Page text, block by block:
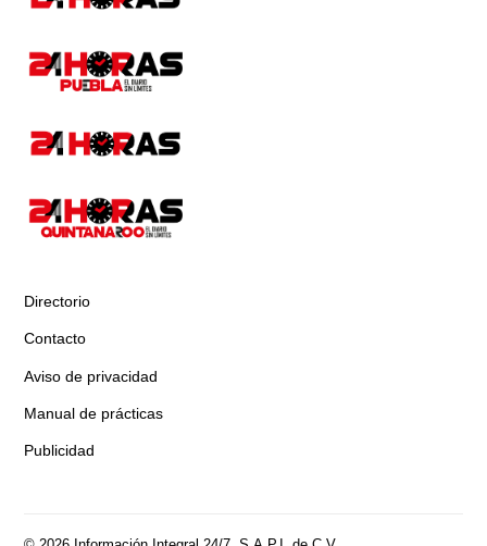
Directorio
Contacto
Aviso de privacidad
Manual de prácticas
Publicidad